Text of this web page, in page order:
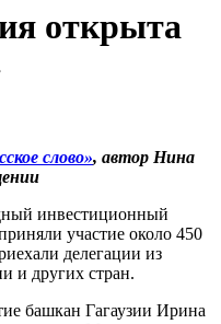
открыта
слово», автор Нина
инвестиционный
участие около 450
делегации из
и других стран.
башкан Гагаузии Ирина